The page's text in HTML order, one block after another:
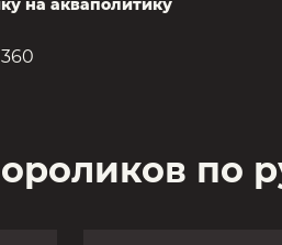
на акваполитику
360
по